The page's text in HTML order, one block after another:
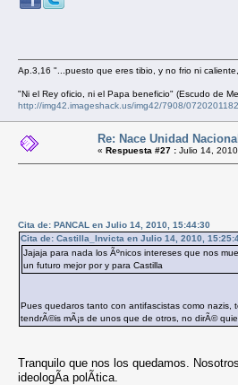
Ap.3,16 "...puesto que eres tibio, y no frio ni
"Ni el Rey oficio, ni el Papa beneficio" (Escudo de
http://img42.imageshack.us/img42/7908/
Re: Nace Unidad
« Respuesta #27 : Julio 14,
Cita de: PANCAL en Julio 14, 2010, 15:44:30
Cita de: Castilla_Invicta en Julio 14, 2010,
Jajaja para nada los Ãºnicos intereses que nos
un futuro mejor por y para Castilla
Pues quedaros tanto con antifascistas como nazis,
tendrÃ©is mÃ¡s de unos que de otros, no dirÃ©
Tranquilo que nos los quedamos.
ideologÃ­a polÃ­tica.